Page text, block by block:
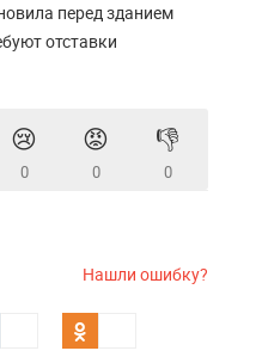
перед зданием
отставки
😢
0
😡
0
👎
0
Нашли ошибку?